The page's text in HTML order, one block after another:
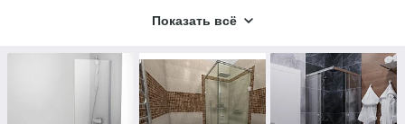
сможете подобрать именно то, что вам нужно.
Среднестатистические российские квартиры имеют
ограниченную площадь ванной комнаты, на которой
проблематично разместить даже небольшую акриловую
Показать всё